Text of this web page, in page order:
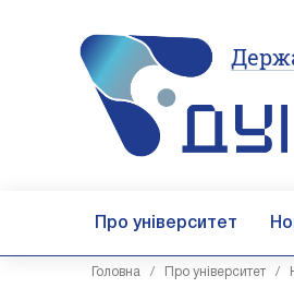
Про університет
Головна / Про університет/